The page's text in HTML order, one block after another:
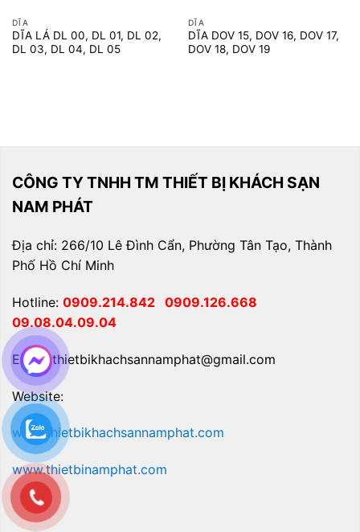
DĨA
DĨA LÁ DL 00, DL 01, DL 02,
DL 03, DL 04, DL 05
DĨA
DĨA DOV 15, DOV 16, DOV 17,
DOV 18, DOV 19
CÔNG TY TNHH TM THIẾT BỊ KHÁCH SẠN
NAM PHÁT
Địa chỉ: 266/10 Lê Đình Cẩn, Phường Tân Tạo, Thành
Phố Hồ Chí Minh
Hotline: 0909.214.842 0909.126.668
09.08.04.09.04
Email: thietbikhachsannamphat@gmail.com
Website:
www.thietbikhachsannamphat.com
www.thietbinamphat.com